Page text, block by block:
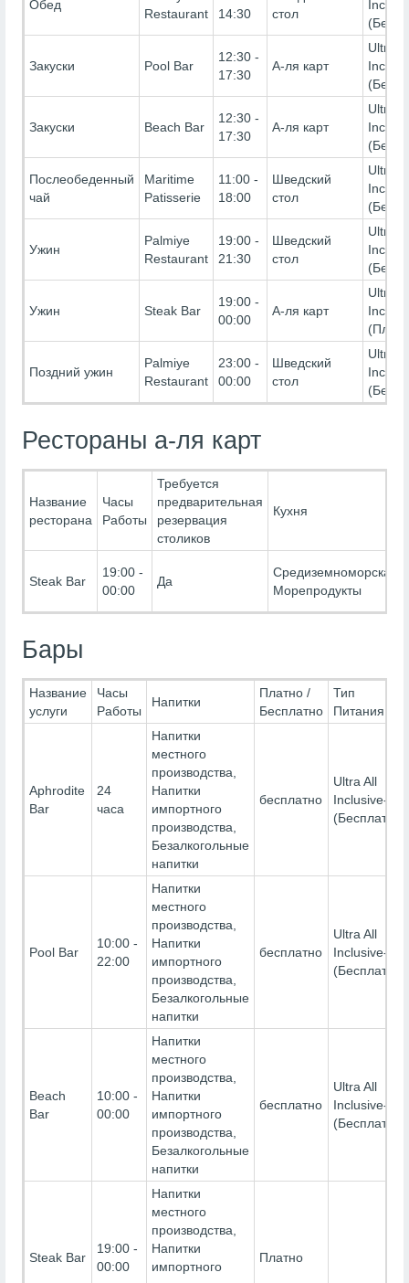
Обед
Restaurant
14:30
стол
Закуски Pool Bar
12:30 -
17:30
А-ля карт
Ultra
Закуски Beach Bar
12:30 -
17:30
А-ля карт
Ultra
Послеобеденный
чай
Maritime
Patisserie
11:00 -
18:00
Шведский
стол
Ultra
Ужин
Palmiye
Restaurant
19:00 -
21:30
Шведский
стол
Ultra
Ужин Steak Bar
19:00 -
00:00
А-ля карт
Ultra
Поздний ужин
Palmiye
Restaurant
23:00 -
00:00
Шведский
стол
Ultra
Рестораны а-ля карт
Название
ресторана
Часы
Работы
Требуется
предварительная
резервация
столиков
Кухня
Steak Bar
19:00 -
00:00
Да
Средиземноморская,
Морепродукты
Бары
Название
услуги
Часы
Работы
Напитки
Платно /
Бесплатно
Тип
Питания
Aphrodite
Bar
24
часа
Напитки
местного
производства,
Напитки
импортного
производства,
Безалкогольные
напитки
бесплатно
Ultra All
Inclusive-
(Бесплатно)
Pool Bar
10:00 -
22:00
Напитки
местного
производства,
Напитки
импортного
производства,
Безалкогольные
напитки
бесплатно
Ultra All
Inclusive-
(Бесплатно)
Beach
Bar
10:00 -
00:00
Напитки
местного
производства,
Напитки
импортного
производства,
Безалкогольные
напитки
бесплатно
Ultra All
Inclusive-
(Бесплатно)
Steak Bar
19:00 -
00:00
Напитки
местного
производства,
Напитки
импортного
Платно